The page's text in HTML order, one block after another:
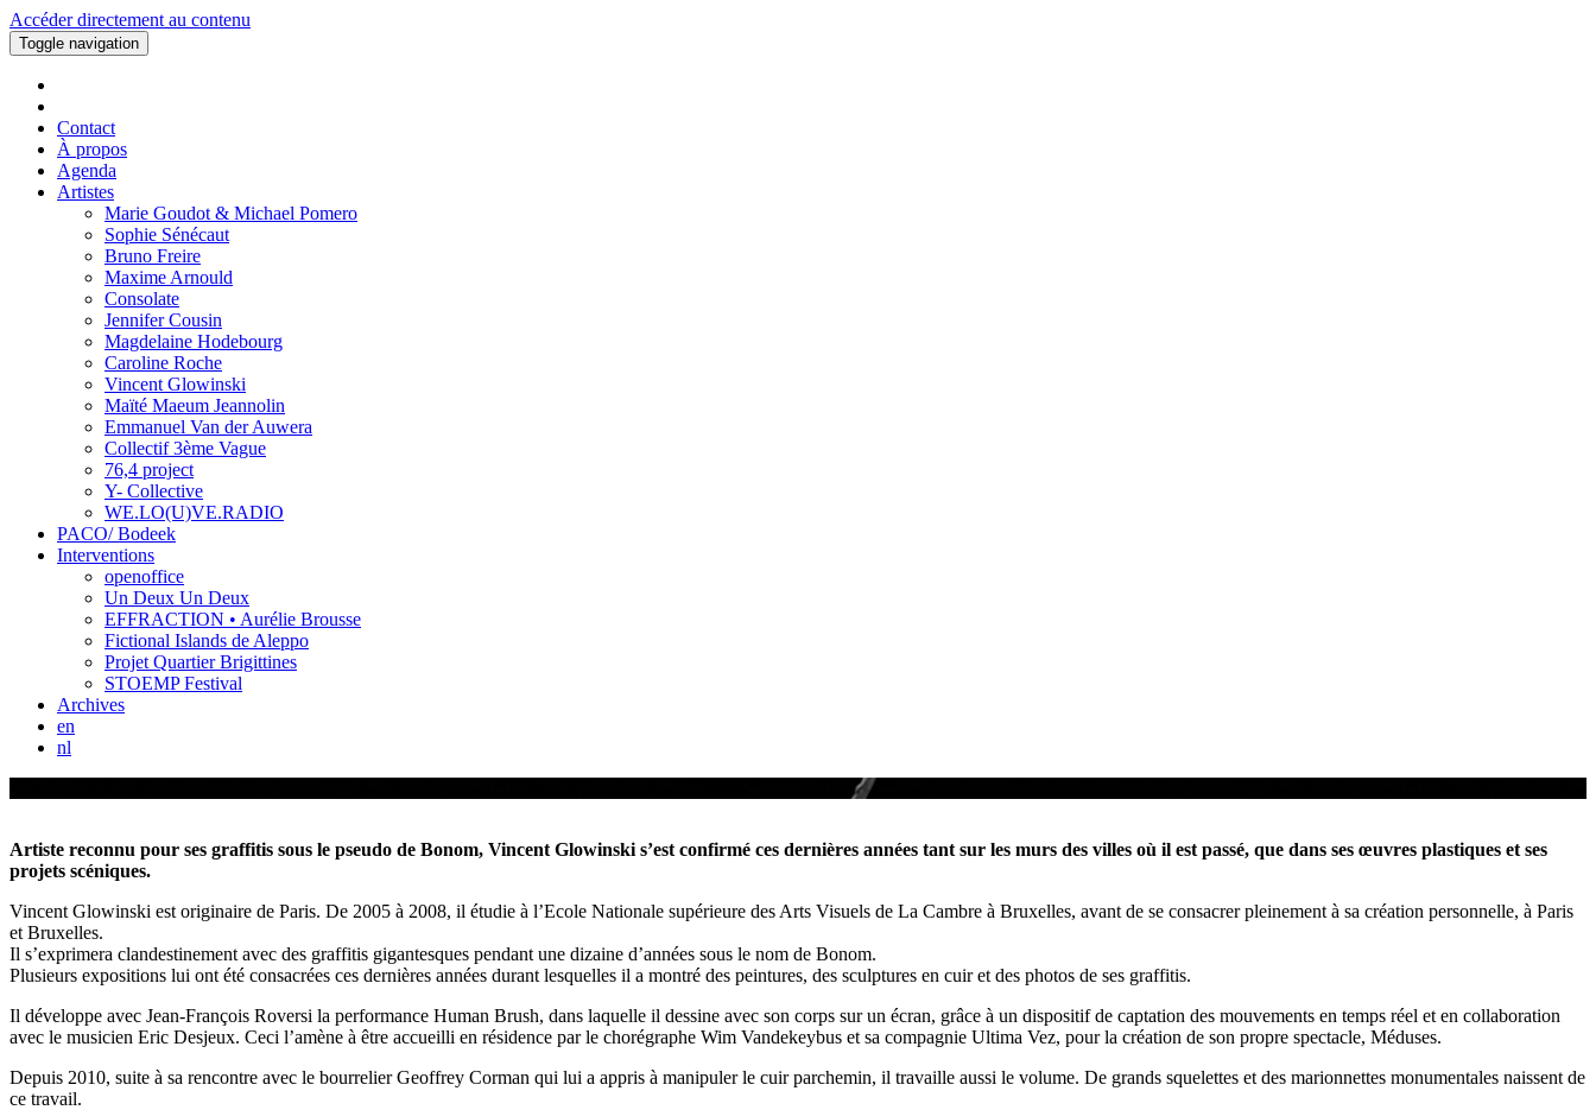
Accéder directement au contenu
Toggle navigation
Contact
À propos
Agenda
Artistes
Marie Goudot & Michael Pomero
Sophie Sénécaut
Bruno Freire
Maxime Arnould
Consolate
Jennifer Cousin
Magdelaine Hodebourg
Caroline Roche
Vincent Glowinski
Maïté Maeum Jeannolin
Emmanuel Van der Auwera
Collectif 3ème Vague
76,4 project
Y- Collective
WE.LO(U)VE.RADIO
PACO/ Bodeek
Interventions
openoffice
Un Deux Un Deux
EFFRACTION • Aurélie Brousse
Fictional Islands de Aleppo
Projet Quartier Brigittines
STOEMP Festival
Archives
en
nl
Artiste reconnu pour ses graffitis sous le pseudo de Bonom, Vincent Glowinski s’est confirmé ces dernières années tant sur les murs des villes où il est passé, que dans ses œuvres plastiques et ses
projets scéniques.
Vincent Glowinski est originaire de Paris. De 2005 à 2008, il étudie à l’Ecole Nationale supérieure des Arts Visuels de La Cambre à Bruxelles, avant de se consacrer pleinement à sa création personnelle, à Paris
et Bruxelles.
Il s’exprimera clandestinement avec des graffitis gigantesques pendant une dizaine d’années sous le nom de Bonom.
Plusieurs expositions lui ont été consacrées ces dernières années durant lesquelles il a montré des peintures, des sculptures en cuir et des photos de ses graffitis.
Il développe avec Jean-François Roversi la performance Human Brush, dans laquelle il dessine avec son corps sur un écran, grâce à un dispositif de captation des mouvements en temps réel et en collaboration
avec le musicien Eric Desjeux. Ceci l’amène à être accueilli en résidence par le chorégraphe Wim Vandekeybus et sa compagnie Ultima Vez, pour la création de son propre spectacle, Méduses.
Depuis 2010, suite à sa rencontre avec le bourrelier Geoffrey Corman qui lui a appris à manipuler le cuir parchemin, il travaille aussi le volume. De grands squelettes et des marionnettes monumentales naissent de
ce travail.